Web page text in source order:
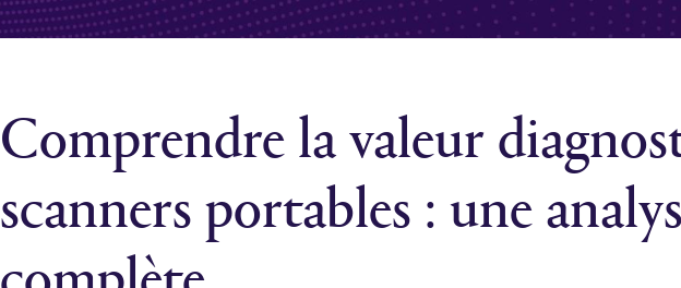
Comprendre la valeur
scanners portables : une